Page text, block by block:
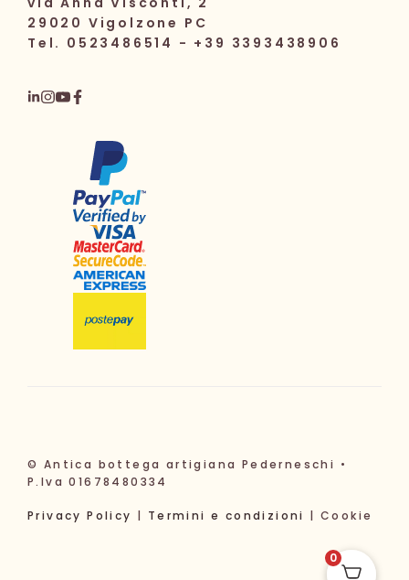
29020 Vigolzone PC
Tel. 0523486514 - +39 3393438906
© Antica bottega artigiana Pederneschi •
P.Iva 01678480334
Privacy Policy | Termini e condizioni | Cookie
0